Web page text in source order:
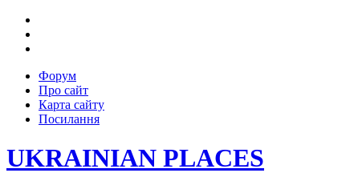
Форум
Про сайт
Карта сайту
Посилання
UKRAINIAN PLACES